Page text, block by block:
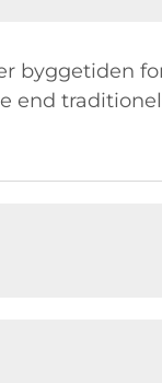
byggetiden
end